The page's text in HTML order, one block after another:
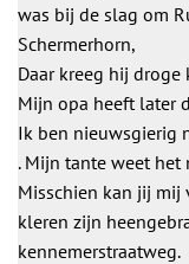
was bij de slag om
Schermerhorn,
Daar kreeg hij
Mijn opa heeft later
Ik ben nieuwsgierig
. Mijn tante weet het
Misschien kan jij mij
kleren zijn
kennemerstraatweg.